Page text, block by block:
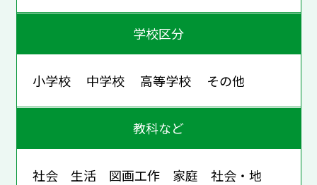
学校区分
小学校 中学校 高等学校 その他
教科など
社会 生活 図画工作 家庭 社会・地